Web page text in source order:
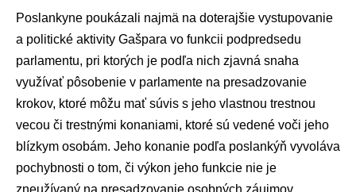
Poslankyne poukázali najmä na doterajšie vystupovanie
a politické aktivity Gašpara vo funkcii podpredsedu
parlamentu, pri ktorých je podľa nich zjavná snaha
využívať pôsobenie v parlamente na presadzovanie
krokov, ktoré môžu mať súvis s jeho vlastnou trestnou
vecou či trestnými konaniami, ktoré sú vedené voči jeho
blízkym osobám. Jeho konanie podľa poslankýň vyvoláva
pochybnosti o tom, či výkon jeho funkcie nie je